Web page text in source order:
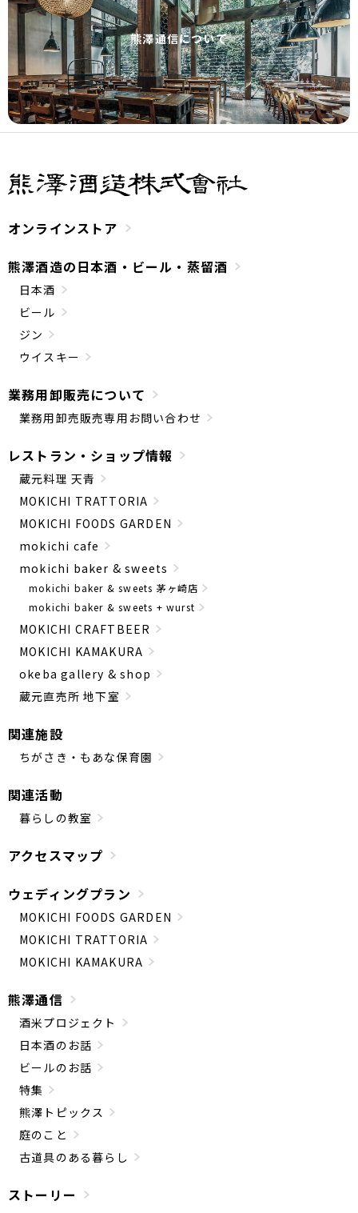
熊澤通信について
オンラインストア
熊澤酒造の日本酒・ビール・蒸留酒
日本酒
ビール
ジン
ウイスキー
業務用卸販売について
業務用卸売販売専用お問い合わせ
レストラン・ショップ情報
蔵元料理 天青
MOKICHI TRATTORIA
MOKICHI FOODS GARDEN
mokichi cafe
mokichi baker & sweets
mokichi baker & sweets 茅ヶ崎店
mokichi baker & sweets + wurst
MOKICHI CRAFTBEER
MOKICHI KAMAKURA
okeba gallery & shop
蔵元直売所 地下室
関連施設
ちがさき・もあな保育園
関連活動
暮らしの教室
アクセスマップ
ウェディングプラン
MOKICHI FOODS GARDEN
MOKICHI TRATTORIA
MOKICHI KAMAKURA
熊澤通信
酒米プロジェクト
日本酒のお話
ビールのお話
特集
熊澤トピックス
庭のこと
古道具のある暮らし
ストーリー